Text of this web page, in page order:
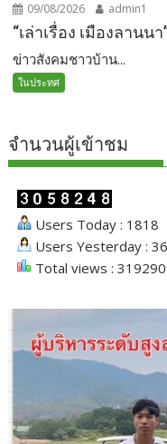
09/08/2026 admin1
“เล่าเรื่อง เมืองลานน
ข่าวสังคมชาวบ้าน...
ในประทศ
จำนวนผู้เข้าชม
Users Today : 1818
Users Yesterday :
Total views :